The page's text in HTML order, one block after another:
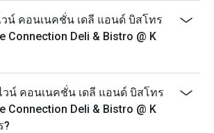
วน์ คอนเนคชั่น เดลี แอนด์ บิสโทร
Connection Deli & Bistro @ K
วน์ คอนเนคชั่น เดลี แอนด์ บิสโทร
Connection Deli & Bistro @ K
?